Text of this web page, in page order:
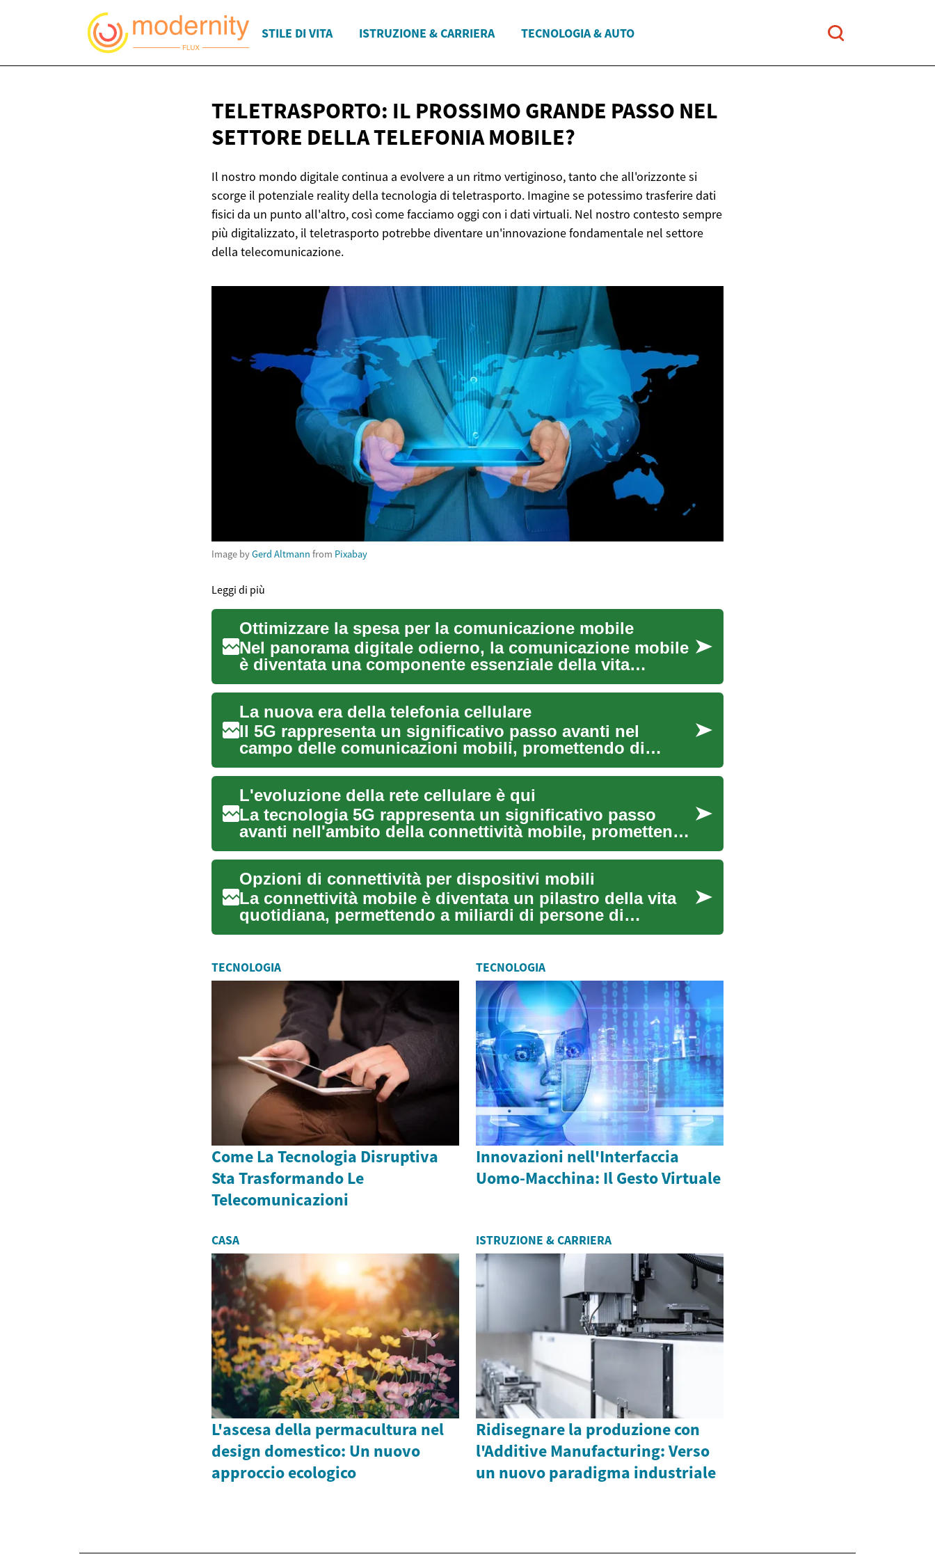
STILE DI VITA ISTRUZIONE & CARRIERA TECNOLOGIA & AUTO
TELETRASPORTO: IL PROSSIMO GRANDE PASSO NEL
SETTORE DELLATELEFONIA MOBILE?
Il nostro mondo digitale continua a evolvere a un ritmo vertiginoso, tanto che all'orizzonte si
scorge il potenziale reality della tecnologia di teletrasporto. Imagine se potessimo trasferire dati
fisici da un punto all'altro, così come facciamo oggi con i dati virtuali. Nel nostro contesto sempre
più digitalizzato, il teletrasporto potrebbe diventare un'innovazione fondamentale nel settore
della telecomunicazione.
Image byGerd Altmann from Pixabay
Leggi di più
Ottimizzare la spesa per la comunicazione mobile
Nel panorama digitale odierno, la comunicazione mobile
è diventata una componente essenziale della vita
quotidiana. S...
La nuova era della telefonia cellulare
Il 5G rappresenta un significativo passo avanti nel
campo delle comunicazioni mobili, promettendo di
trasformare il m...
L'evoluzione della rete cellulare è qui
La tecnologia 5G rappresenta un significativo passo
avanti nell'ambito della connettività mobile, promettendo
di tras...
Opzioni di connettività per dispositivi mobili
La connettività mobile è diventata un pilastro della vita
quotidiana, permettendo a miliardi di persone di
rimanere i...
TECNOLOGIA
Come La Tecnologia Disruptiva
Sta Trasformando Le
Telecomunicazioni
TECNOLOGIA
Innovazioni nell'Interfaccia
Uomo-Macchina: Il Gesto Virtuale
CASA
L'ascesa della permacultura nel
design domestico: Un nuovo
approccio ecologico
ISTRUZIONE & CARRIERA
Ridisegnare la produzione con
l'Additive Manufacturing: Verso
un nuovo paradigma industriale